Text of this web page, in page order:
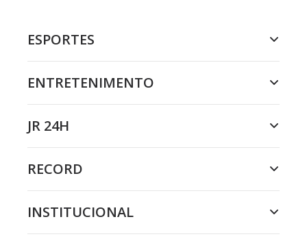
ESPORTES
ENTRETENIMENTO
JR 24H
RECORD
INSTITUCIONAL